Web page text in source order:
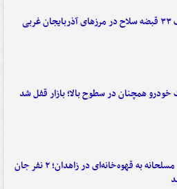
همچنان در سطوح بالا؛ بازار قفل شد
حمله مسلحانه به قهوه‌خانه‌ای در زاهدان؛ ۲ نفر جان